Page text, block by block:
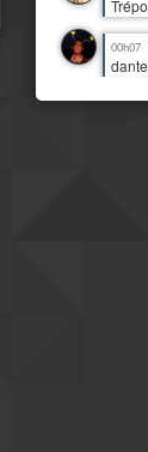
00h07